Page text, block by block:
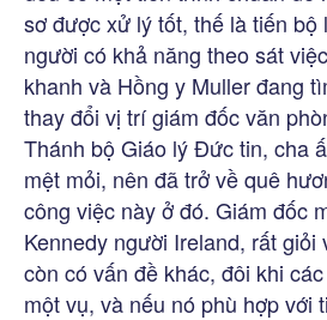
sơ được xử lý tốt, thế là tiến bộ
người có khả năng theo sát
khanh và Hồng y Muller đang
thay đổi vị trí giám đốc văn
Thánh bộ Giáo lý Đức tin, cha
mệt mỏi, nên đã trở về quê
công việc này ở đó. Giám đốc
Kennedy người Ireland, rất giỏi
còn có vấn đề khác, đôi khi
một vụ, và nếu nó phù hợp với